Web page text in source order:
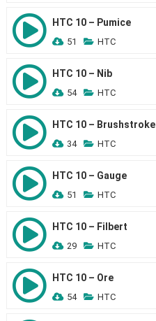
HTC 10 – Pumice
51 HTC
HTC 10 – Nib
54 HTC
HTC 10 – Brushstroke
34 HTC
HTC 10 – Gauge
51 HTC
HTC 10 – Filbert
29 HTC
HTC 10 – Ore
54 HTC